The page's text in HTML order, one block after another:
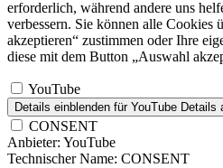
erforderlich, während andere uns
verbessern. Sie können alle Cookies
akzeptieren“ zustimmen oder Ihre
diese mit dem Button „Auswahl
YouTube
Details einblenden für YouTube Details
CONSENT
Anbieter: YouTube
Technischer Name: CONSENT